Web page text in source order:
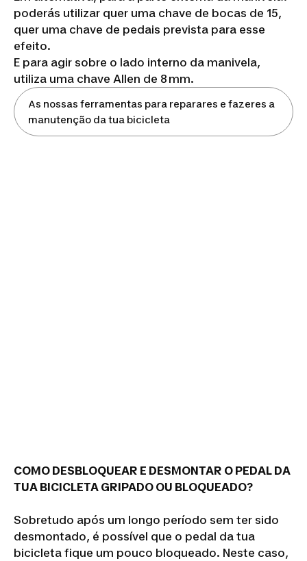
poderás utilizar quer uma chave de bocas de 15,
quer uma chave de pedais prevista para esse
efeito.
E para agir sobre o lado interno da manivela,
utiliza uma chave Allen de 8 mm.
As nossas ferramentas para reparares e fazeres a
manutenção da tua bicicleta
COMO DESBLOQUEAR E DESMONTAR O PEDAL DA
TUA BICICLETA GRIPADO OU BLOQUEADO?
Sobretudo após um longo período sem ter sido
desmontado, é possível que o pedal da tua
bicicleta fique um pouco bloqueado. Neste caso,